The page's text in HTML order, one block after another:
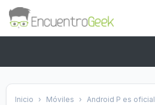
Inicio › Móviles › Android P es oficial